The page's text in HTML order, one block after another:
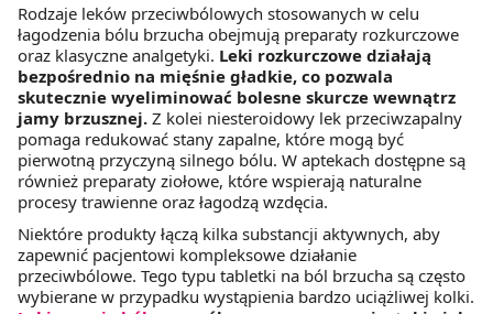
Rodzaje leków przeciwbólowych stosowanych w celu
łagodzenia bólu brzucha obejmują preparaty rozkurczowe
oraz klasyczne analgetyki. Leki rozkurczowe działają
bezpośrednio na mięśnie gładkie, co pozwala
skutecznie wyeliminować bolesne skurcze wewnątrz
jamy brzusznej. Z kolei niesteroidowy lek przeciwzapalny
pomaga redukować stany zapalne, które mogą być
pierwotną przyczyną silnego bólu. W aptekach dostępne są
również preparaty ziołowe, które wspierają naturalne
procesy trawienne oraz łagodzą wzdęcia.
Niektóre produkty łączą kilka substancji aktywnych, aby
zapewnić pacjentowi kompleksowe działanie
przeciwbólowe. Tego typu tabletki na ból brzucha są często
wybierane w przypadku wystąpienia bardzo uciążliwej kolki.